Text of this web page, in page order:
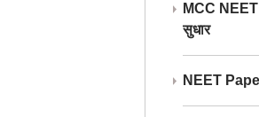
MCC
सुधार
NEET